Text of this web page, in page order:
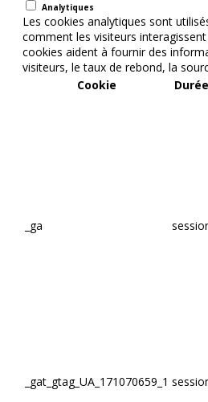
Analytiques
Les cookies analytiques sont
comment les visiteurs interagissent
cookies aident à fournir des
visiteurs, le taux de rebond, la
Cookie
Durée
_ga
_gat_gtag_UA_171070659_1